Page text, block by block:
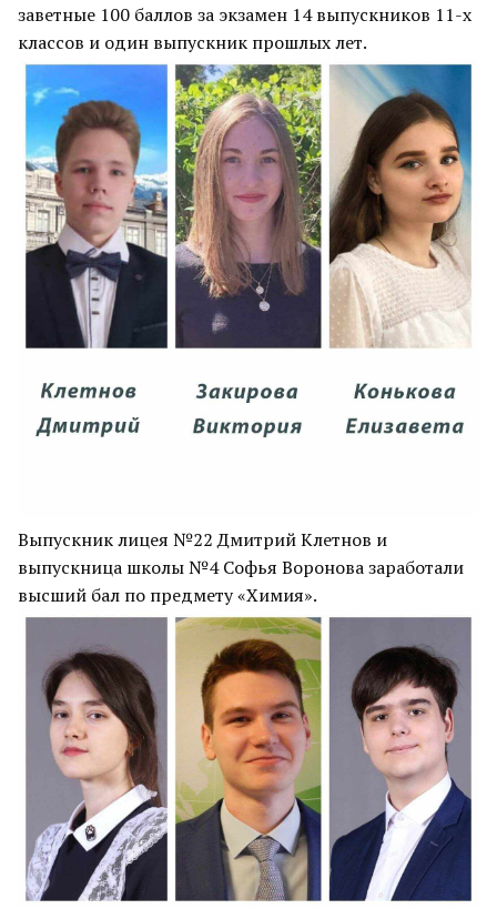
заветные 100 баллов за экзамен 14 выпускников 11-х
классов и один выпускник прошлых лет.
Выпускник лицея №22 Дмитрий Клетнов и
выпускница школы №4 Софья Воронова заработали
высший бал по предмету «Химия».